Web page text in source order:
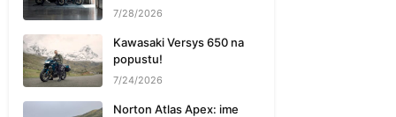
7/28/2026
Kawasaki Versys 650 na
popustu!
7/24/2026
Norton Atlas Apex: ime